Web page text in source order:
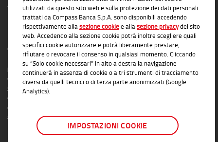
INFORMAZIONI TRASPARENTI
Compass Banca S.p.A., Banca del Gruppo Monte dei Paschi di Siena; P.I. Gruppo IVA
Mediobanca: 10536040966 - Tutti i diritti riservati -Dati Societari- Messaggio
pubblicitario con finalità promozionale. Per le condizioni contrattuali si rimanda ai
documenti informativi disponibili presso le Filiali Compass Banca S.p.A. o presso
gli Agenti in attività finanziaria autorizzati che operano in qualità di intermediari del
credito convenzionati in esclusiva con Compass Banca S.p.A. L'elenco delle Filiali e
delle Agenzie autorizzate è disponibile sul sito
approvazione della richiesta da parte di Compass Banca S.p.A.
utilizzati da questo sito web e sulla protezione dei dati personali
trattati da Compass Banca S.p.A. sono disponibili accedendo
rispettivamente allasezione cookiee allasezione privacydel sito
web. Accedendo alla sezione cookie potrà inoltre scegliere quali
specifici cookie autorizzare e potrà liberamente prestare,
rifiutare o revocare il consenso in qualsiasi momento. Cliccando
su “Solo cookie necessari” in alto a destra la navigazione
continuerà in assenza di cookie o altri strumenti di tracciamento
diversi da quelli tecnici o di terza parte anonimizzati (Google
Analytics).
IMPOSTAZIONI COOKIE